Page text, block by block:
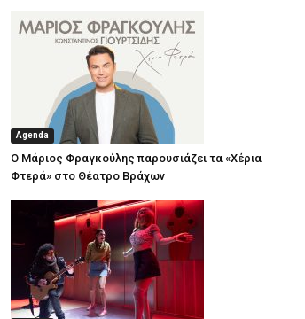
Agenda
Ο Μάριος Φραγκούλης παρουσιάζει τα «Χέρια
Φτερά» στο Θέατρο Βράχων